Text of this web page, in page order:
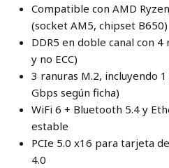
Compatible con AMD
(socket AM5, chipset B650)
DDR5 en doble canal con 4
y no ECC)
3 ranuras M.2, incluyendo
Gbps según ficha)
WiFi 6 + Bluetooth 5.4 y
estable
PCIe 5.0 x16 para tarjeta
4.0